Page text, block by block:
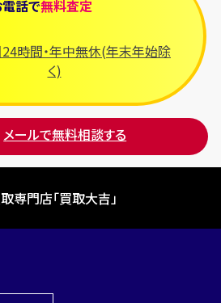
フランク ミュラー
ブレゲ
電話で無料査定
24時間・年中無休(年末年始除
く)
メールで無料相談する
専門店「買取大吉」